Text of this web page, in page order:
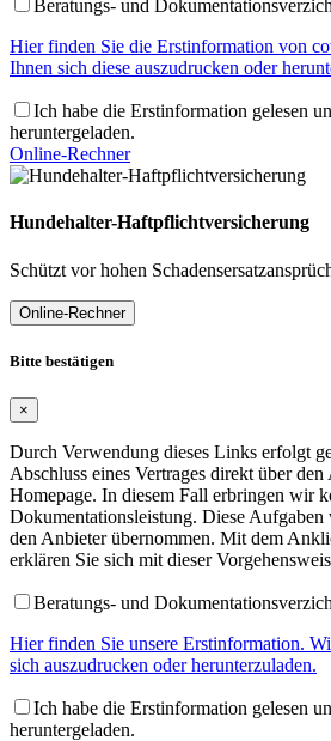
Beratungs- und
Hier finden Sie die Erstinformation von
Ihnen sich diese auszudrucken oder
Ich habe die Erstinformation gelesen
heruntergeladen.
Online-Rechner
Hundehalter-Haftpflichtversicherung
Schützt vor hohen
Online-Rechner
Bitte bestätigen
×
Durch Verwendung dieses Links erfolgt
Abschluss eines Vertrages direkt über den
Homepage. In diesem Fall erbringen wir
Dokumentationsleistung. Diese
den Anbieter übernommen. Mit dem
erklären Sie sich mit dieser
Beratungs- und
Hier finden Sie unsere Erstinformation.
sich auszudrucken oder herunterzuladen.
Ich habe die Erstinformation gelesen
heruntergeladen.